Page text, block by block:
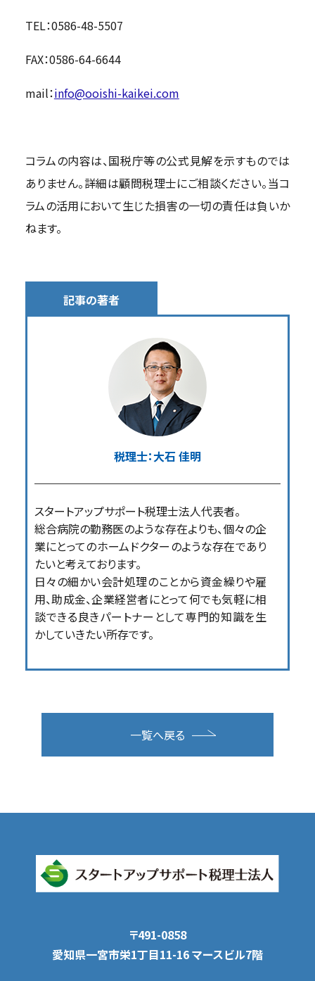
TEL：0586-48-5507
FAX：0586-64-6644
mail：info@ooishi-kaikei.com
コラムの内容は、国税庁等の公式見解を示すものでは
ありません。詳細は顧問税理士にご相談ください。当コ
ラムの活用において生じた損害の一切の責任は負いか
ねます。
記事の著者
税理士：大石 佳明
スタートアップサポート税理士法人代表者。
総合病院の勤務医のような存在よりも、個々の企
業にとってのホームドクターのような存在であり
たいと考えております。
日々の細かい会計処理のことから資金繰りや雇
用、助成金、企業経営者にとって何でも気軽に相
談できる良きパートナーとして専門的知識を生
かしていきたい所存です。
一覧へ戻る
〒491-0858
愛知県一宮市栄1丁目11-16 マースビル7階